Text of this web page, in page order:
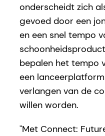
onderscheidt zich
gevoed door een
en een snel tempo
bepalen het tempo
een
verlangen van de
willen worden.
"Met Connect: